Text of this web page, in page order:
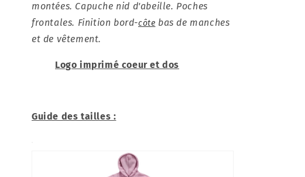
montées. Capuche nid d'abeille. Poches
frontales. Finition bord-côte bas de manches
et de vêtement.
Logo imprimé coeur et dos
Guide des tailles :